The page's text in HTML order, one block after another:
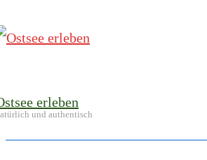
Zum
erleben
und authentisch